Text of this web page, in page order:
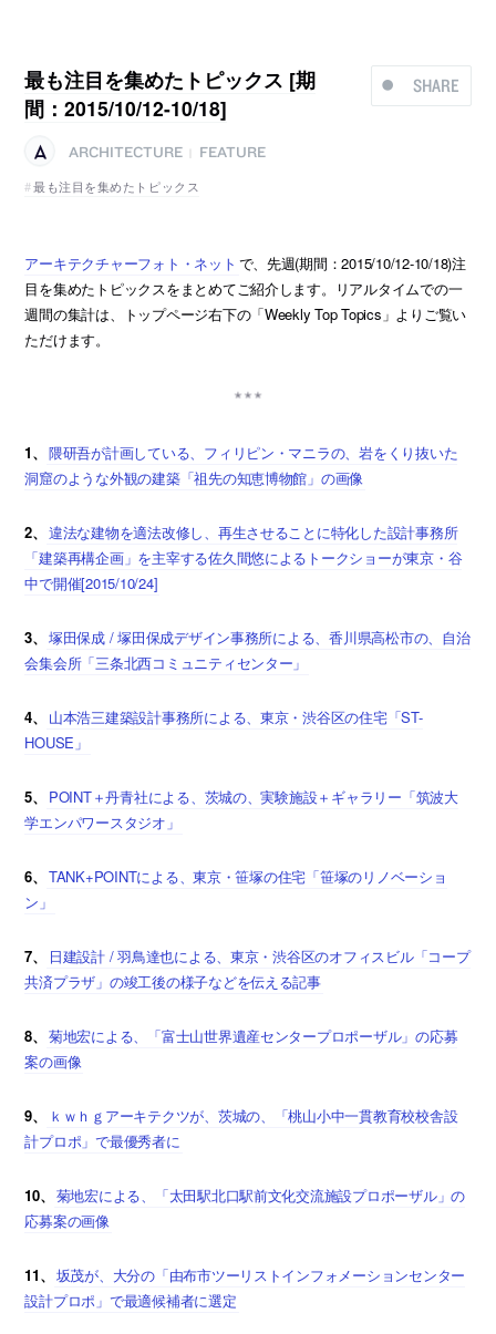
SHARE
最も注目を集めたトピックス [期
間：2015/10/12-10/18]
ARCHITECTURE
FEATURE
最も注目を集めたトピックス
アーキテクチャーフォト・ネット で、先週(期間：2015/10/12-10/18)注
目を集めたトピックスをまとめてご紹介します。リアルタイムでの一
週間の集計は、トップページ右下の「Weekly Top Topics」よりご覧い
ただけます。
1、 隈研吾が計画している、フィリピン・マニラの、岩をくり抜いた
洞窟のような外観の建築「祖先の知恵博物館」の画像
2、 違法な建物を適法改修し、再生させることに特化した設計事務所
「建築再構企画」を主宰する佐久間悠によるトークショーが東京・谷
中で開催[2015/10/24]
3、 塚田保成 / 塚田保成デザイン事務所による、香川県高松市の、自治
会集会所「三条北西コミュニティセンター」
4、
山本浩三建築設計事務所による、東京・渋谷区の住宅「ST-
HOUSE」
5、
POINT＋丹青社による、茨城の、実験施設＋ギャラリー「筑波大
学エンパワースタジオ」
6、 TANK+POINTによる、東京・笹塚の住宅「笹塚のリノベーショ
ン」
7、
日建設計 / 羽鳥達也による、東京・渋谷区のオフィスビル「コープ
共済プラザ」の竣工後の様子などを伝える記事
8、 菊地宏による、「富士山世界遺産センタープロポーザル」の応募
案の画像
9、
ｋｗｈｇアーキテクツが、茨城の、「桃山小中一貫教育校校舎設
計プロポ」で最優秀者に
10、 菊地宏による、「太田駅北口駅前文化交流施設プロポーザル」の
応募案の画像
11、 坂茂が、大分の「由布市ツーリストインフォメーションセンター
設計プロポ」で最適候補者に選定